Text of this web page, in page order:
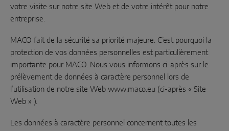
Levant-coulissant
Coulissant-basculant
Coulissant parallèle
Composants système
votre visite sur notre site Web et de votre intérêt pour notre
entreprise.
MACO fait de la sécurité sa priorité majeure. C’est pourquoi la
protection de vos données personnelles est particulièrement
importante pour MACO. Nous vous informons ci-après sur le
prélèvement de données à caractère personnel lors de
l’utilisation de notre site Web www.maco.eu (ci-après « Site
Web » ).
Les données à caractère personnel concernent toutes les